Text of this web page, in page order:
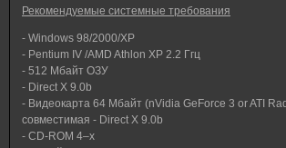
Рекомендуемые системные требования
- Windows 98/2000/XP
- Pentium IV /AMD Athlon XP 2.2 Ггц
- 512 Мбайт ОЗУ
- Direct X 9.0b
- Видеокарта 64 Мбайт (nVidia GeForce 3 or ATI
совместимая - Direct X 9.0b
- CD-ROM 4–х